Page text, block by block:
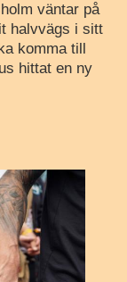
väntar på
halvvägs i sitt
komma till
hittat en ny